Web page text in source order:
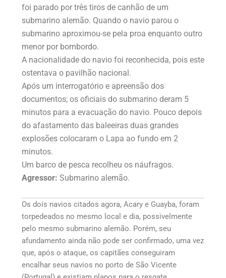
foi parado por três tiros de canhão de um
submarino alemão. Quando o navio parou o
submarino aproximou-se pela proa enquanto outro
menor por bombordo.
A nacionalidade do navio foi reconhecida, pois este
ostentava o pavilhão nacional.
Após um interrogatório e apreensão dos
documentos; os oficiais do submarino deram 5
minutos para a evacuação do navio. Pouco depois
do afastamento das baleeiras duas grandes
explosões colocaram o Lapa ao fundo em 2
minutos.
Um barco de pesca recolheu os náufragos.
Agressor: Submarino alemão.
Os dois navios citados agora, Acary e Guayba, foram
torpedeados no mesmo local e dia, possivelmente
pelo mesmo submarino alemão. Porém, seu
afundamento ainda não pode ser confirmado, uma vez
que, após o ataque, os capitães conseguiram
encalhar seus navios no porto de São Vicente